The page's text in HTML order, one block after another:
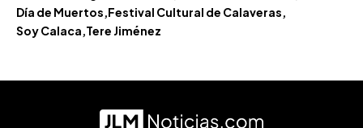
Día de Muertos Festival Cultural de Calaveras
Soy Calaca Tere Jiménez